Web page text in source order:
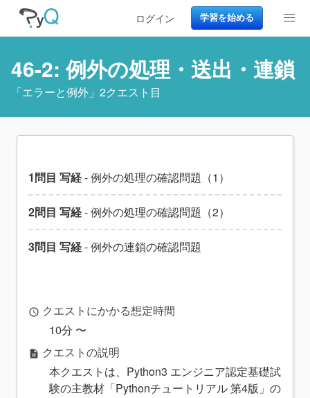
ログイン 学習を始める
46-2: 例外の処理・送出・連鎖
「エラーと例外 」2クエスト目
1問目 写経- 例外の処理の確認問題（1）
2問目 写経- 例外の処理の確認問題（2）
3問目 写経- 例外の連鎖の確認問題
access_time クエストにかかる想定時間
10分 〜
description クエストの説明
本クエストは、Python3 エンジニア認定基礎試
験の主教材「Pythonチュートリアル 第4版」の